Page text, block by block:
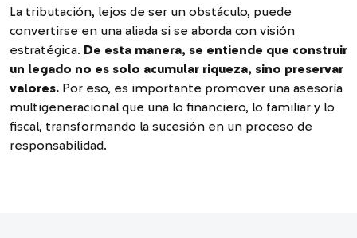
La tributación, lejos de ser un obstáculo, puede
convertirse en una aliada si se aborda con visión
estratégica. De esta manera, se entiende que construir
un legado no es solo acumular riqueza, sino preservar
valores. Por eso, es importante promover una asesoría
multigeneracional que una lo financiero, lo familiar y lo
fiscal, transformando la sucesión en un proceso de
responsabilidad.